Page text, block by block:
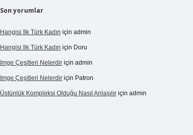
Son yorumlar
Hangisi Ilk Türk Kadın için admin
Hangisi Ilk Türk Kadın için Doru
Imge Çeşitleri Nelerdiriçin admin
Imge Çeşitleri Nelerdiriçin Patron
Üstünlük Kompleksi Olduğu Nasıl Anlaşılıriçin admin